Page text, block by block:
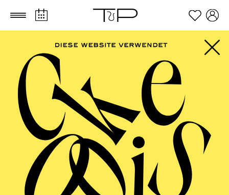
Zum Hauptinhalt springen Zum Footer springen
AALTO MUSIKTHEATER